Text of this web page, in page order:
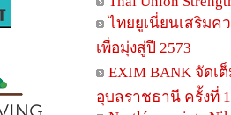
ไทยยูเนี่ยนเสริมค
เพื่อมุ่งสู่ปี 2573
EXIM BANK จัดเ
อุบลราชธานี ครั้งที่